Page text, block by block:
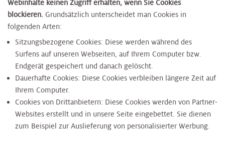
Webinhalte keinen Zugriff erhalten, wenn Sie Cookies
blockieren. Grundsätzlich unterscheidet man Cookies in
folgenden Arten:
Sitzungsbezogene Cookies: Diese werden während des
Surfens auf unseren Webseiten, auf Ihrem Computer bzw.
Endgerät gespeichert und danach gelöscht.
Dauerhafte Cookies: Diese Cookies verbleiben längere Zeit auf
Ihrem Computer.
Cookies von Drittanbietern: Diese Cookies werden von Partner-
Websites erstellt und in unsere Seite eingebettet. Sie dienen
zum Beispiel zur Auslieferung von personalisierter Werbung.